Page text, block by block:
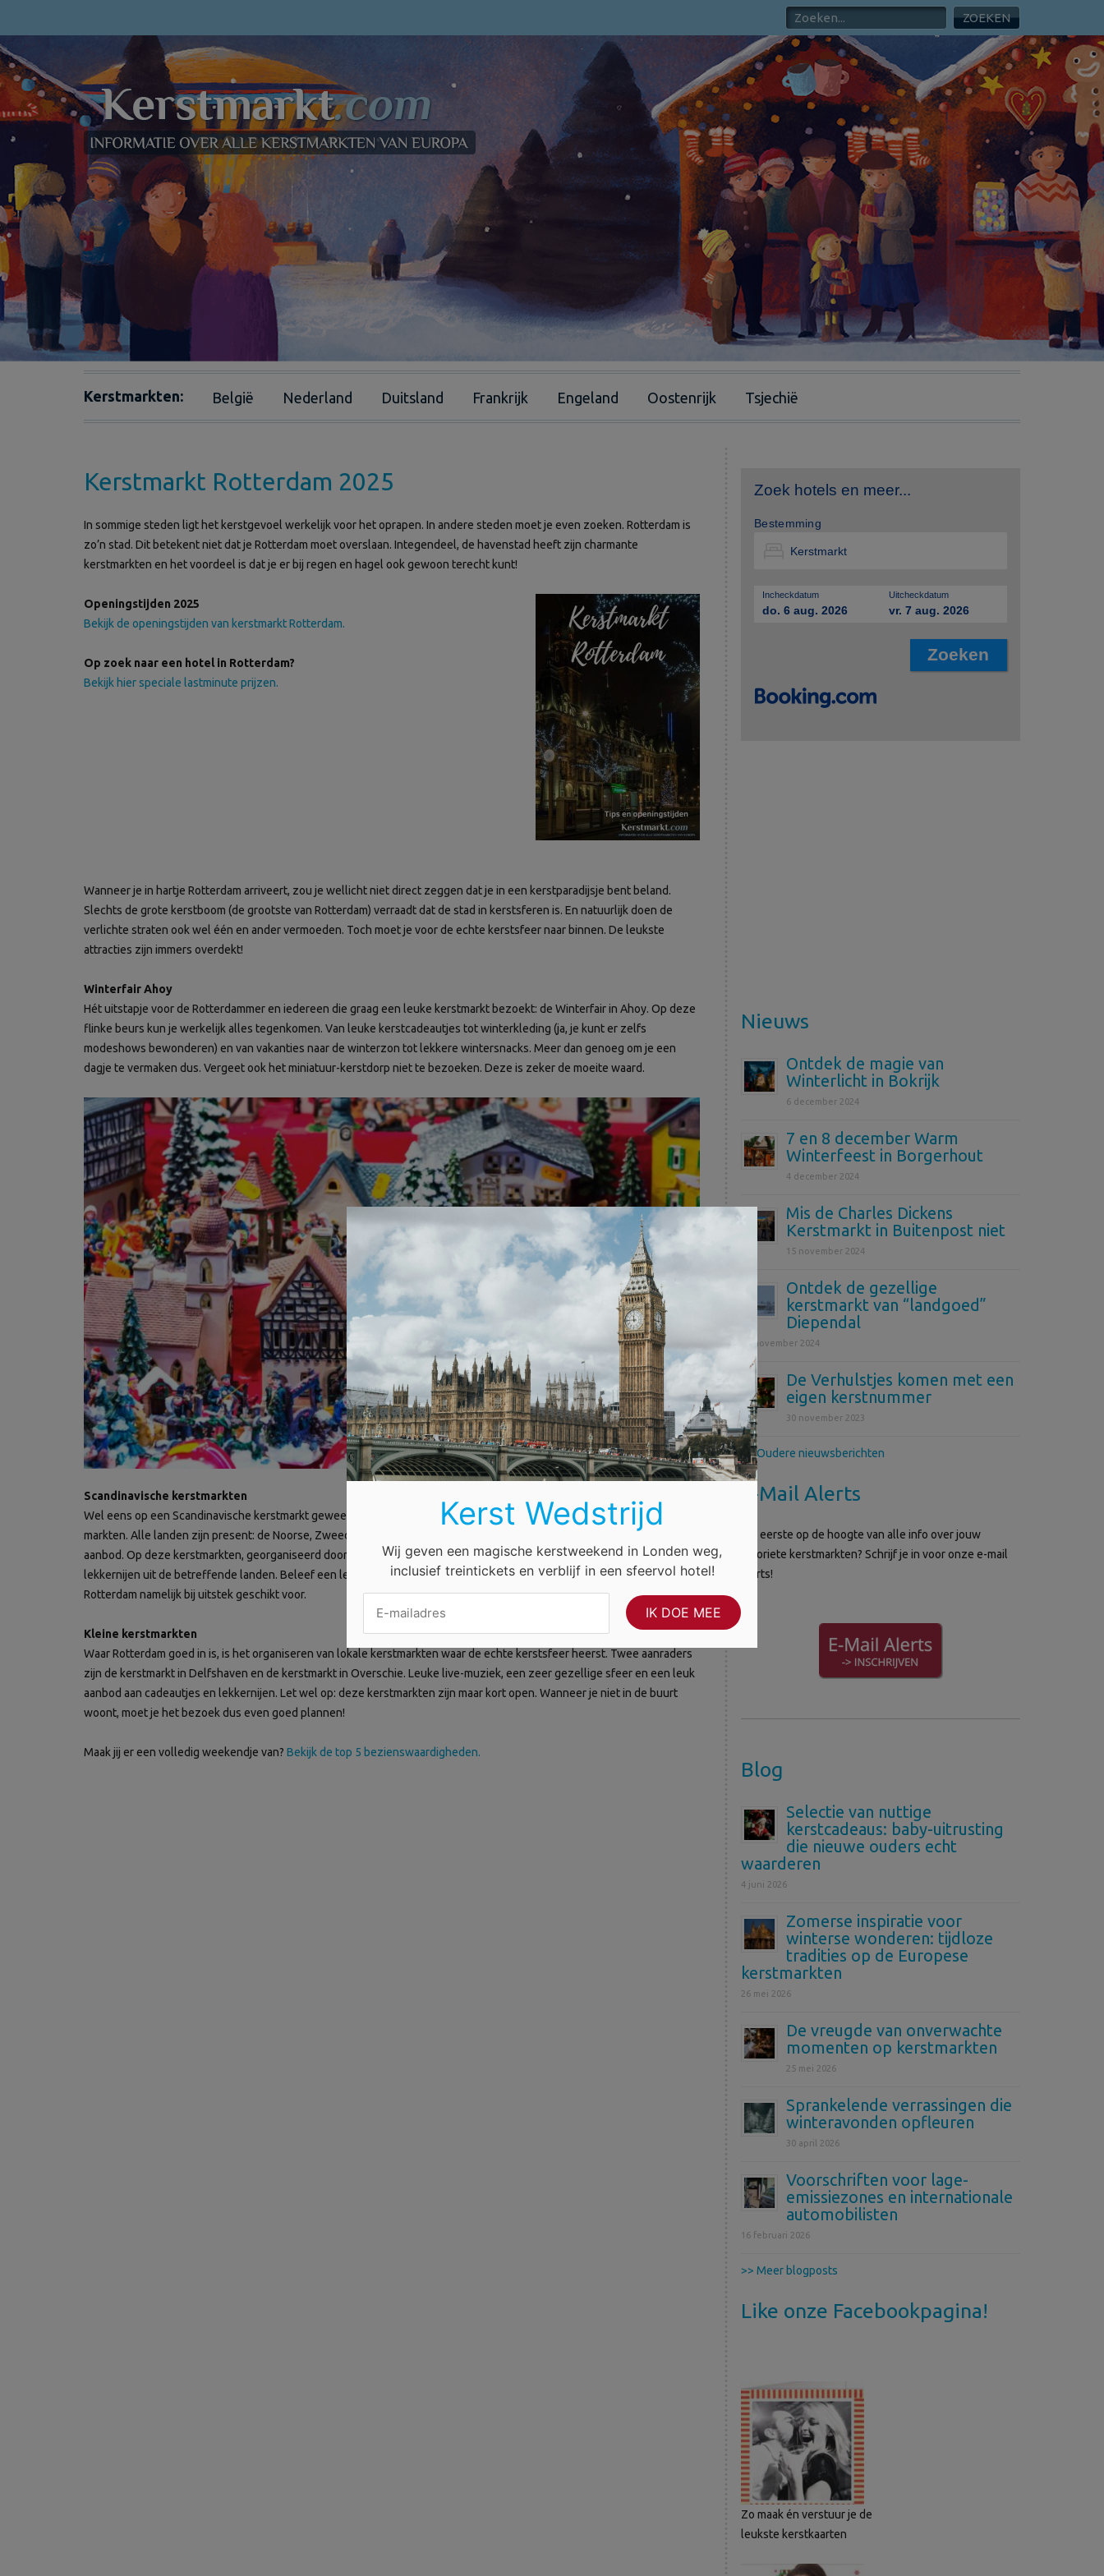
Kerstmarkten: België Nederland Duitsland Frankrijk Engeland Oostenrijk Tsjechië
Kerstmarkt Rotterdam 2025
In sommige steden ligt het kerstgevoel werkelijk voor het oprapen. In andere steden moet je even zoeken. Rotterdam is
zo’n stad. Dit betekent niet dat je Rotterdam moet overslaan. Integendeel, de havenstad heeft zijn charmante
kerstmarkten en het voordeel is dat je er bij regen en hagel ook gewoon terecht kunt!
Openingstijden 2025
Bekijk de openingstijden van kerstmarkt Rotterdam.
Op zoek naar een hotel in Rotterdam?
Bekijk hier speciale lastminute prijzen.
Wanneer je in hartje Rotterdam arriveert, zou je wellicht niet direct zeggen dat je in een kerstparadijsje bent beland.
Slechts de grote kerstboom (de grootste van Rotterdam) verraadt dat de stad in kerstsferen is. En natuurlijk doen de
verlichte straten ook wel één en ander vermoeden. Toch moet je voor de echte kerstsfeer naar binnen. De leukste
attracties zijn immers overdekt!
Winterfair Ahoy
Hét uitstapje voor de Rotterdammer en iedereen die graag een leuke kerstmarkt bezoekt: de Winterfair in Ahoy. Op deze
flinke beurs kun je werkelijk alles tegenkomen. Van leuke kerstcadeautjes tot winterkleding (ja, je kunt er zelfs
modeshows bewonderen) en van vakanties naar de winterzon tot lekkere wintersnacks. Meer dan genoeg om je een
dagje te vermaken dus. Vergeet ook het miniatuur-kerstdorp niet te bezoeken. Deze is zeker de moeite waard.
Scandinavische kerstmarkten
Wel eens op een Scandinavische kerstmarkt geweest? In Rotterdam heb je de keuze uit maar liefst 4 Scandinavische
markten. Alle landen zijn present: de Noorse, Zweedse, Deense en Finse kerstmarkt, allemaal met hun eigen, uniek
aanbod. Op deze kerstmarkten, georganiseerd door de Scandinavische kerken, vind je uiteraard cadeautjes en
lekkernijen uit de betreffende landen. Beleef een leuke tijd op de kerstmarkt en ga daarna nog even shoppen! Daar is
Rotterdam namelijk bij uitstek geschikt voor.
Kleine kerstmarkten
Waar Rotterdam goed in is, is het organiseren van lokale kerstmarkten waar de echte kerstsfeer heerst. Twee aanraders
zijn de kerstmarkt in Delfshaven en de kerstmarkt in Overschie. Leuke live-muziek, een zeer gezellige sfeer en een leuk
aanbod aan cadeautjes en lekkernijen. Let wel op: deze kerstmarkten zijn maar kort open. Wanneer je niet in de buurt
woont, moet je het bezoek dus even goed plannen!
Maak jij er een volledig weekendje van? Bekijk de top 5 bezienswaardigheden.
Zoek hotels en meer...
Bestemming
Incheckdatum
do. 6 aug. 2026
Uitcheckdatum
vr. 7 aug. 2026
Nieuws
Ontdek de magie van
Winterlicht in Bokrijk
6 december 2024
7 en 8 december Warm
Winterfeest in Borgerhout
4 december 2024
Mis de Charles Dickens
Kerstmarkt in Buitenpost niet
15 november 2024
Ontdek de gezellige
kerstmarkt van “landgoed”
Diependal
12 november 2024
De Verhulstjes komen met een
eigen kerstnummer
30 november 2023
>> Oudere nieuwsberichten
E-Mail Alerts
Als eerste op de hoogte van alle info over jouw
favoriete kerstmarkten? Schrijf je in voor onze e-mail
alerts!
Blog
Selectie van nuttige
kerstcadeaus: baby-uitrusting
die nieuwe ouders echt
waarderen
4 juni 2026
Zomerse inspiratie voor
winterse wonderen: tijdloze
tradities op de Europese
kerstmarkten
26 mei 2026
De vreugde van onverwachte
momenten op kerstmarkten
25 mei 2026
Sprankelende verrassingen die
winteravonden opfleuren
30 april 2026
Voorschriften voor lage-
emissiezones en internationale
automobilisten
16 februari 2026
>> Meer blogposts
Like onze Facebookpagina!
Zo maak én verstuur je de
leukste kerstkaarten
Kerst Wedstrijd
Wij geven een magische kerstweekend in Londen weg,
inclusief treintickets en verblijf in een sfeervol hotel!
×